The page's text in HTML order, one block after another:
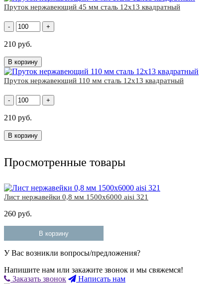
Пруток нержавеющий 45 мм сталь 12х13 квадратный
- +
210 руб.
В корзину
Пруток нержавеющий 110 мм сталь 12х13 квадратный
- +
210 руб.
В корзину
Просмотренные товары
Лист нержавейки 0,8 мм 1500х6000 aisi 321
260 руб.
В корзину
У Вас возникли вопросы/предложения?
Напишите нам или закажите звонок и мы свяжемся!
Заказать звонок
Написать нам